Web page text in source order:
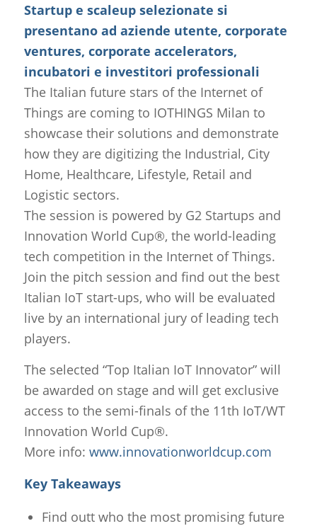
Startup e scaleup selezionate si
presentano ad aziende utente, corporate
ventures, corporate accelerators,
incubatori e investitori professionali
The Italian future stars of the Internet of
Things are coming to IOTHINGS Milan to
showcase their solutions and demonstrate
how they are digitizing the Industrial, City
Home, Healthcare, Lifestyle, Retail and
Logistic sectors.
The session is powered by G2 Startups and
Innovation World Cup®, the world-leading
tech competition in the Internet of Things.
Join the pitch session and find out the best
Italian IoT start-ups, who will be evaluated
live by an international jury of leading tech
players.
The selected “Top Italian IoT Innovator” will
be awarded on stage and will get exclusive
access to the semi-finals of the 11th IoT/WT
Innovation World Cup®.
More info: www.innovationworldcup.com
Key Takeaways
Find outt who the most promising future